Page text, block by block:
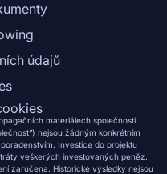
údajů
materiálech společnosti
nejsou žádným konkrétním
Investice do projektu
veškerých investovaných peněz.
zaručena. Historické výsledky nejsou